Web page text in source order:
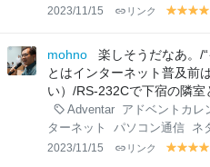
2023/11/15 リンク
y
lo
w
y
lo
w
y
w
lo
w
mohno
楽しそうだなあ。/
とはインターネット普及前
い）/RS-232Cで下宿の隣
Adventar アドベントカレ
ターネット
パソコン通信 ネ
2023/11/15 リンク
y y y